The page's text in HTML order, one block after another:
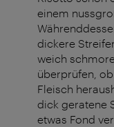
einem
dickere
weich
überprüfen,
Fleisch
dick geratene
etwas Fond